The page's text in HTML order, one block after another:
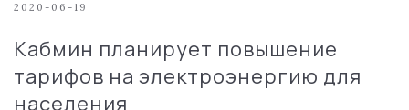
2020-06-19
Кабмин планирует повышение
тарифов на электроэнергию для
населения